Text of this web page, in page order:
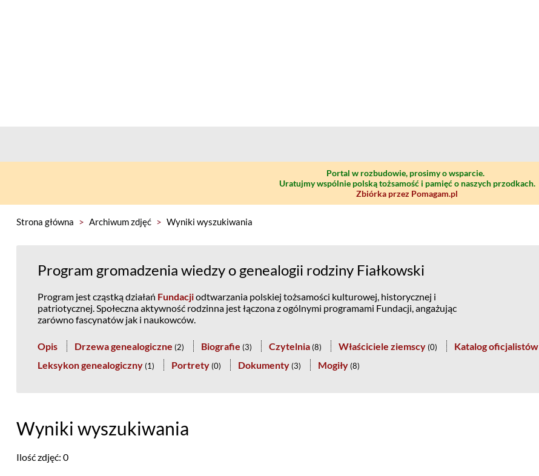
Portal w rozbudowie, prosimy o wsparcie.
Uratujmy wspólnie polską tożsamość i pamięć o naszych przodkach.
Zbiórka przez Pomagam.pl
Strona główna > Archiwum zdjęć > Wyniki wyszukiwania
Program gromadzenia wiedzy o genealogii rodziny Fiałkowski
Program jest cząstką działań Fundacjiodtwarzania polskiej tożsamości kulturowej, historycznej i
patriotycznej. Społeczna aktywność rodzinna jest łączona z ogólnymi programami Fundacji, angażując
zarówno fascynatów jak i naukowców.
Opis Drzewa genealogiczne (2) Biografie (3) Czytelnia (8) Właściciele ziemscy (0) Katalog oficjalistów
Leksykon genealogiczny (1) Portrety (0) Dokumenty (3) Mogiły (8)
Wyniki wyszukiwania
Ilość zdjęć: 0